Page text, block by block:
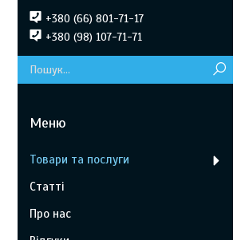
+380 (66) 801-71-17
+380 (98) 107-71-71
Товари та послуги
Статті
Про нас